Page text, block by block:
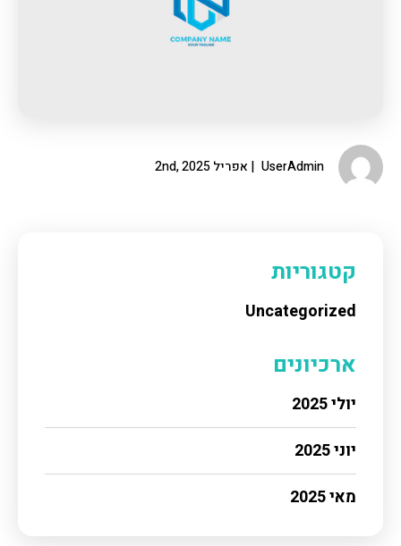
UserAdmin אפריל 2nd, 2025
קטגוריות
Uncategorized
ארכיונים
יולי 2025
יוני 2025
מאי 2025